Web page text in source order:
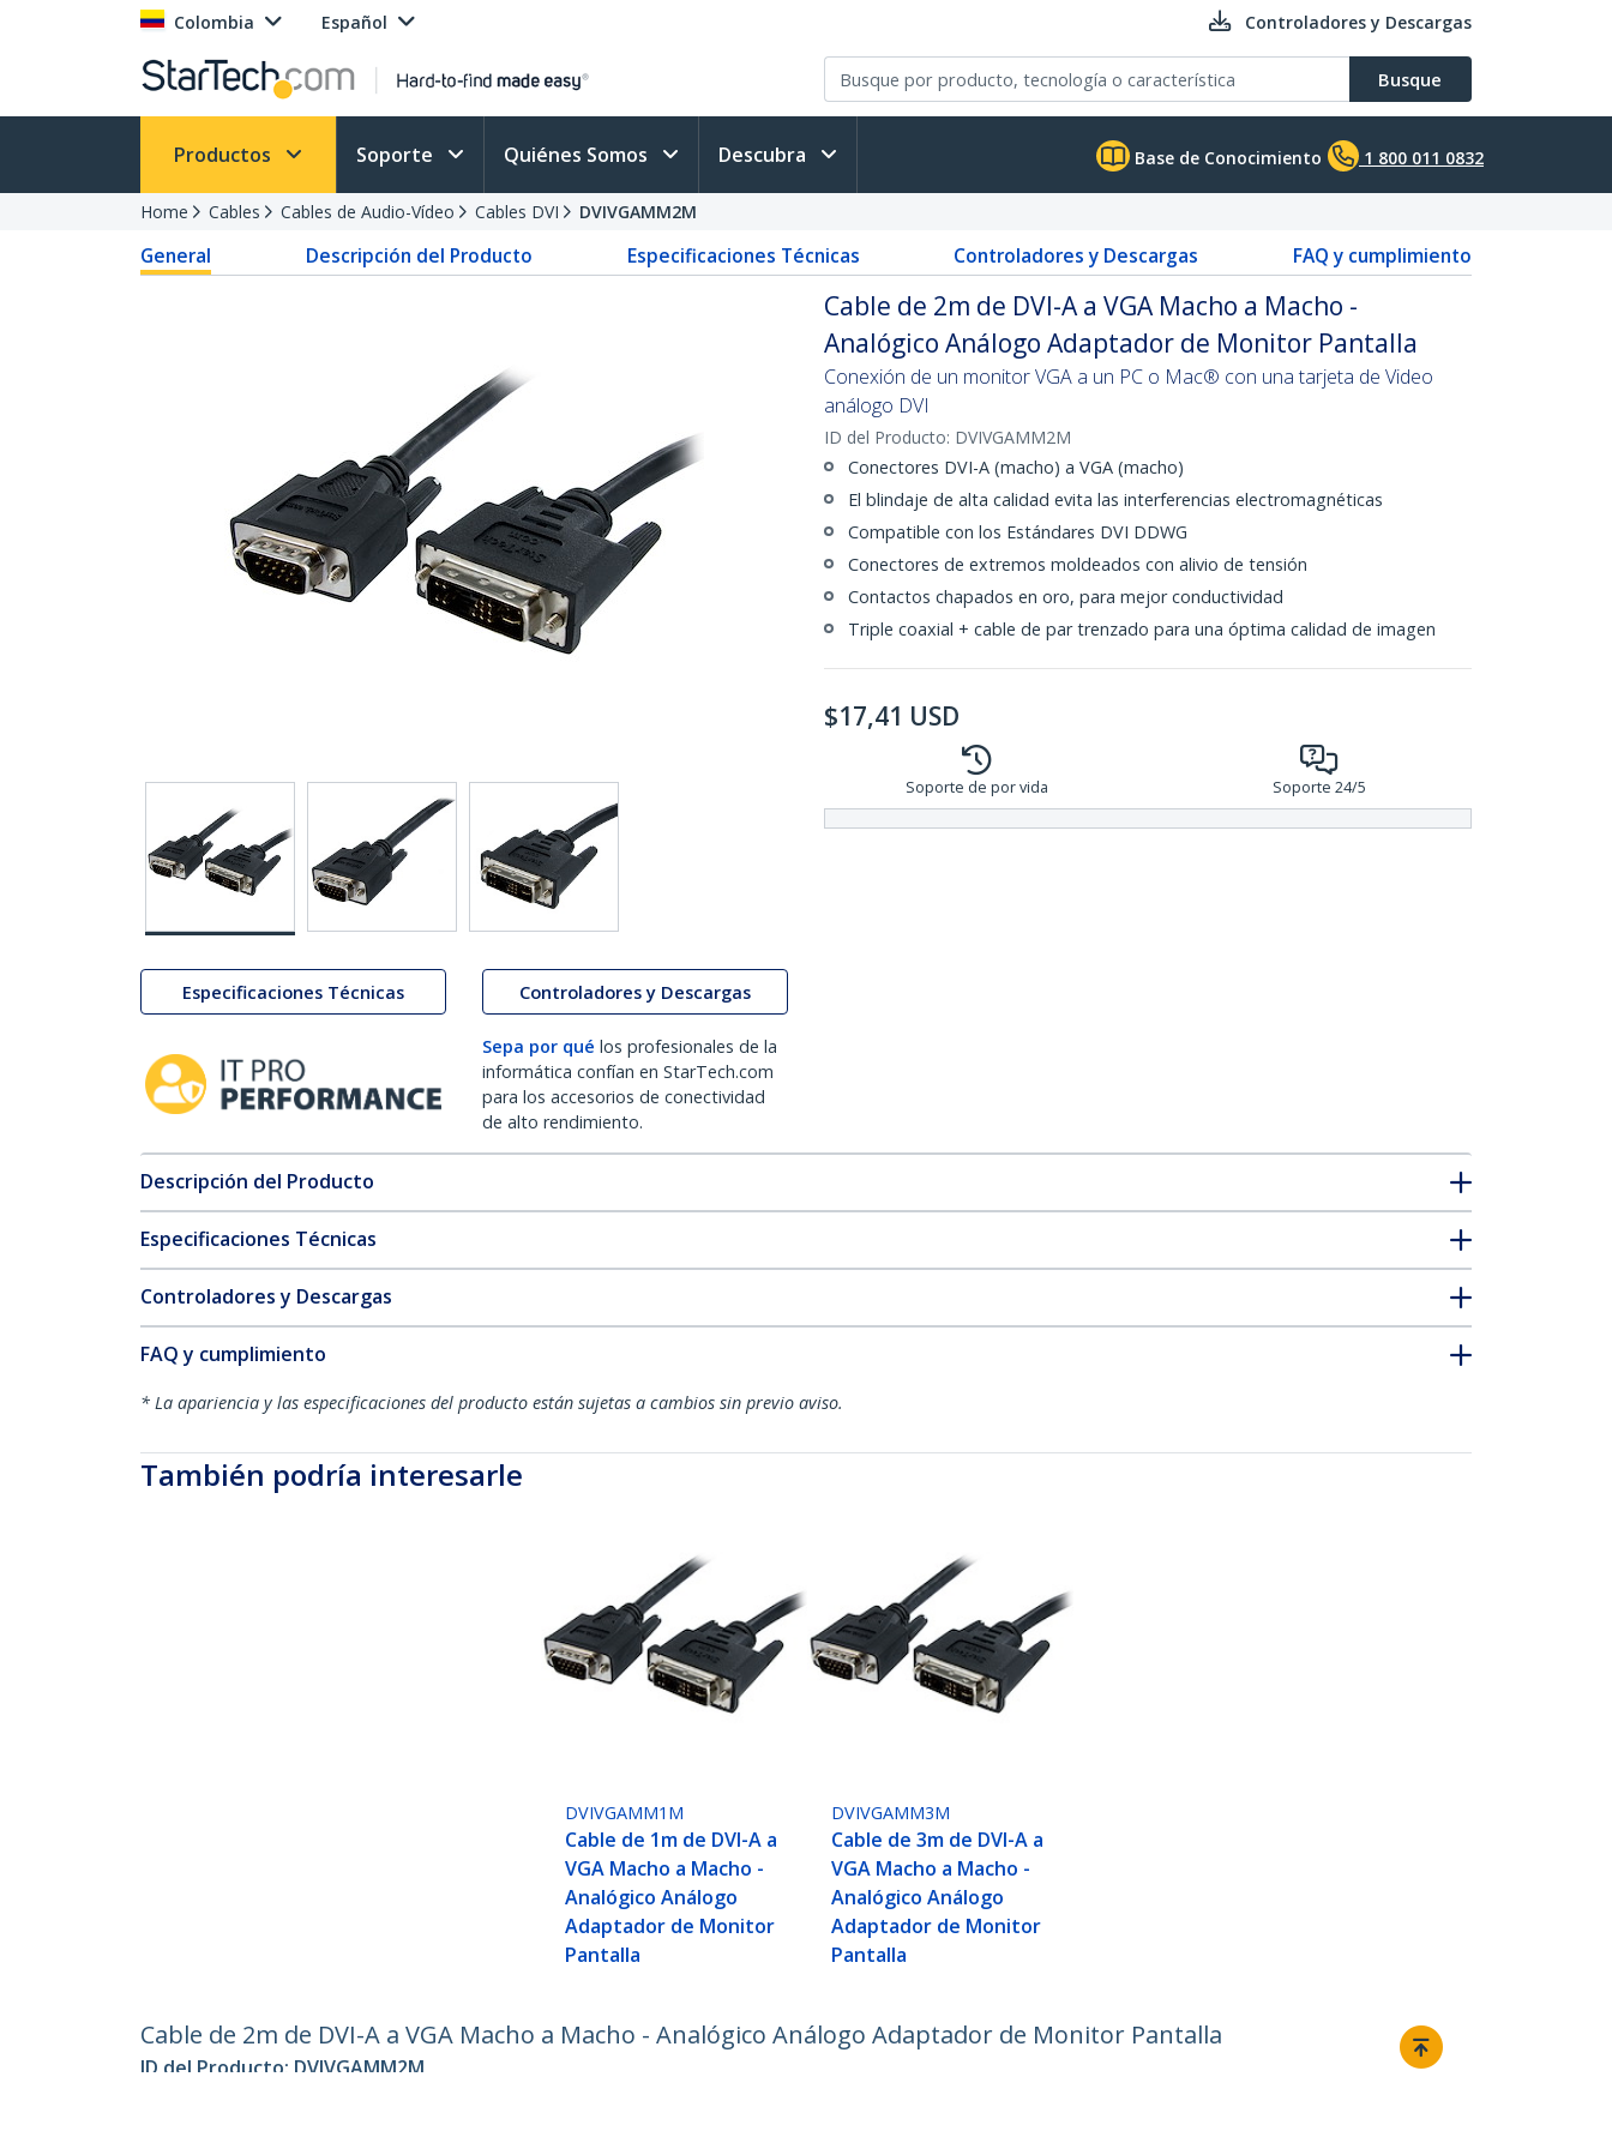
Colombia Español Controladores y Descargas
Busque
Productos Soporte Quiénes Somos Descubra Base de Conocimiento 1 800 011 0832
Home Cables Cables de Audio-Vídeo Cables DVI DVIVGAMM2M
General Descripción del Producto Especificaciones Técnicas Controladores y Descargas FAQ y cumplimiento
Especificaciones Técnicas Controladores y Descargas
Sepa por qué los profesionales de la
informática confían en StarTech.com
para los accesorios de conectividad
de alto rendimiento.
Cable de 2m de DVI-A a VGA Macho a Macho -
Analógico Análogo Adaptador de Monitor Pantalla
Conexión de un monitor VGA a un PC o Mac® con una tarjeta de Video
análogo DVI
ID del Producto: DVIVGAMM2M
Conectores DVI-A (macho) a VGA (macho)
El blindaje de alta calidad evita las interferencias electromagnéticas
Compatible con los Estándares DVI DDWG
Conectores de extremos moldeados con alivio de tensión
Contactos chapados en oro, para mejor conductividad
Triple coaxial + cable de par trenzado para una óptima calidad de imagen
$17,41 USD
Soporte de por vida Soporte 24/5
Descripción del Producto
Especificaciones Técnicas
Controladores y Descargas
FAQ y cumplimiento
* La apariencia y las especificaciones del producto están sujetas a cambios sin previo aviso.
También podría interesarle
DVIVGAMM1M
Cable de 1m de DVI-A a
VGA Macho a Macho -
Analógico Análogo
Adaptador de Monitor
Pantalla
DVIVGAMM3M
Cable de 3m de DVI-A a
VGA Macho a Macho -
Analógico Análogo
Adaptador de Monitor
Pantalla
Cable de 2m de DVI-A a VGA Macho a Macho - Analógico Análogo Adaptador de Monitor Pantalla
ID del Producto: DVIVGAMM2M